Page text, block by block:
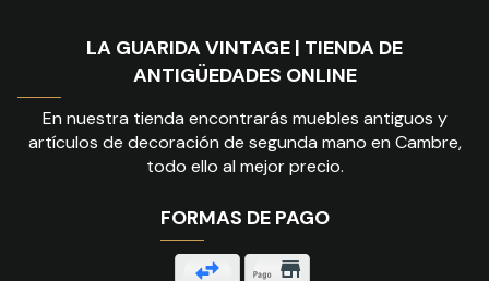
LA GUARIDA VINTAGE | TIENDA DE
ANTIGÜEDADES ONLINE
En nuestra tienda encontrarás muebles antiguos y
artículos de decoración de segunda mano en Cambre,
todo ello al mejor precio.
FORMAS DE PAGO